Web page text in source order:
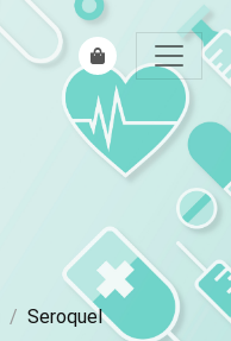
Seroquel